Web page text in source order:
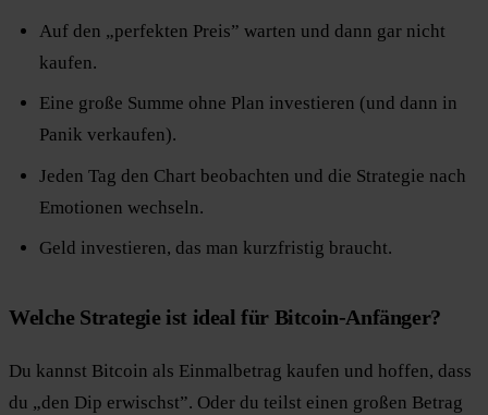
Auf den „perfekten Preis” warten und dann gar nicht
kaufen.
Eine große Summe ohne Plan investieren (und dann in
Panik verkaufen).
Jeden Tag den Chart beobachten und die Strategie nach
Emotionen wechseln.
Geld investieren, das man kurzfristig braucht.
Welche Strategie ist ideal für Bitcoin-Anfänger?
Du kannst Bitcoin als Einmalbetrag kaufen und hoffen, dass
du „den Dip erwischst”. Oder du teilst einen großen Betrag